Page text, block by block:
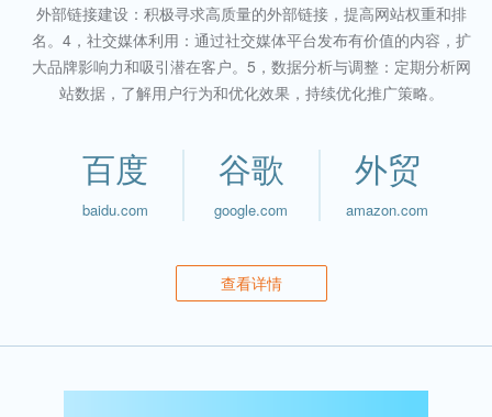
外部链接建设：积极寻求高质量的外部链接，提高网站权重和排
名。4，社交媒体利用：通过社交媒体平台发布有价值的内容，扩
大品牌影响力和吸引潜在客户。5，数据分析与调整：定期分析网
站数据，了解用户行为和优化效果，持续优化推广策略。
百度
baidu.com
谷歌
google.com
外贸
amazon.com
查看详情